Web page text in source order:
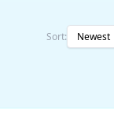
Sort: